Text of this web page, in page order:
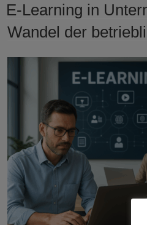
E-Learning in
Wandel der